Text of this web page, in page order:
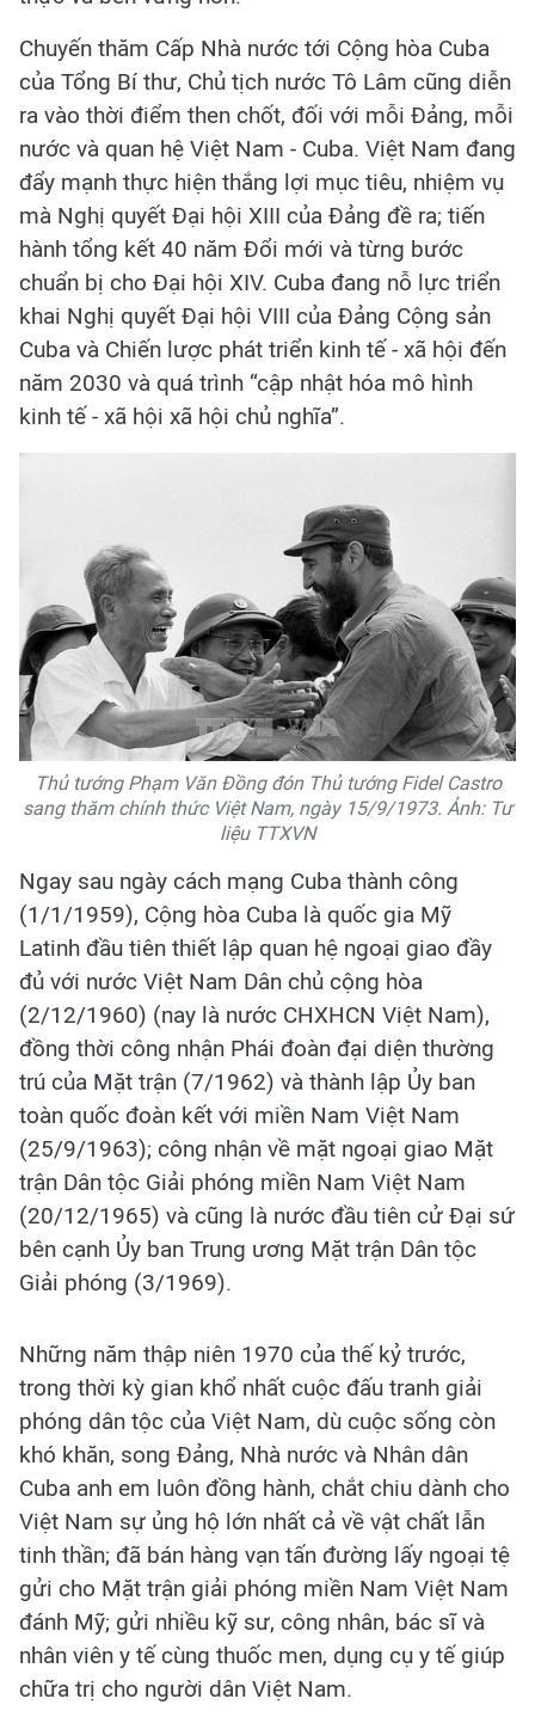
Chuyến thăm Cấp Nhà nước tới Cộng hòa Cuba
của Tổng Bí thư, Chủ tịch nước Tô Lâm cũng diễn
ra vào thời điểm then chốt, đối với mỗi Đảng, mỗi
nước và quan hệ Việt Nam - Cuba. Việt Nam đang
đẩy mạnh thực hiện thắng lợi mục tiêu, nhiệm vụ
mà Nghị quyết Đại hội XIII của Đảng đề ra; tiến
hành tổng kết 40 năm Đổi mới và từng bước
chuẩn bị cho Đại hội XIV. Cuba đang nỗ lực triển
khai Nghị quyết Đại hội VIII của Đảng Cộng sản
Cuba và Chiến lược phát triển kinh tế - xã hội đến
năm 2030 và quá trình “cập nhật hóa mô hình
kinh tế - xã hội xã hội chủ nghĩa”.
Thủ tướng Phạm Văn Đồng đón Thủ tướng Fidel Castro
sang thăm chính thức Việt Nam, ngày 15/9/1973. Ảnh: Tư
liệu TTXVN
Ngay sau ngày cách mạng Cuba thành công
(1/1/1959), Cộng hòa Cuba là quốc gia Mỹ
Latinh đầu tiên thiết lập quan hệ ngoại giao đầy
đủ với nước Việt Nam Dân chủ cộng hòa
(2/12/1960) (nay là nước CHXHCN Việt Nam),
đồng thời công nhận Phái đoàn đại diện thường
trú của Mặt trận (7/1962) và thành lập Ủy ban
toàn quốc đoàn kết với miền Nam Việt Nam
(25/9/1963); công nhận về mặt ngoại giao Mặt
trận Dân tộc Giải phóng miền Nam Việt Nam
(20/12/1965) và cũng là nước đầu tiên cử Đại sứ
bên cạnh Ủy ban Trung ương Mặt trận Dân tộc
Giải phóng (3/1969).
Những năm thập niên 1970 của thế kỷ trước,
trong thời kỳ gian khổ nhất cuộc đấu tranh giải
phóng dân tộc của Việt Nam, dù cuộc sống còn
khó khăn, song Đảng, Nhà nước và Nhân dân
Cuba anh em luôn đồng hành, chắt chiu dành cho
Việt Nam sự ủng hộ lớn nhất cả về vật chất lẫn
tinh thần; đã bán hàng vạn tấn đường lấy ngoại tệ
gửi cho Mặt trận giải phóng miền Nam Việt Nam
đánh Mỹ; gửi nhiều kỹ sư, công nhân, bác sĩ và
nhân viên y tế cùng thuốc men, dụng cụ y tế giúp
chữa trị cho người dân Việt Nam.